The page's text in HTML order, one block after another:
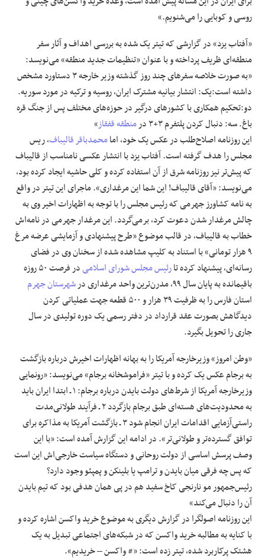
روسی و کوبایی را می‌شنویم.»
«آفتاب یزد» در گزارشی که تیتر یک شده به بررسی اهداف و آثار سفر
منطقه‌ای ظریف پرداخته و با عنوان «تنظیمات جدید منطقه» می‌نویسد:
«به صورت خلاصه سفر‌های چند روز گذشته وزیر خارجه ۳ دستاورد مشخص
داشته است:یک: انتشار بیانیه مشترک ایران، روسیه و ترکیه در مورد سوریه.
دو:تحکیم همکاری با کشور‌های درگیر در حوزه‌های مختلف پس از جنگ قره
باغ. سه: دنبال کردن پلتفرم ۳+۳ در
منطقه قفقاز»
این روزنامه اصلاح‌طلب در عکس یک خود، امامحمدباقر قالیباف، ریس
مجلس را هدف گرفته است. آفتاب یزد با انتشار عکسی نامناسب از قالیباف
که پیش‌تر نیز روزنامه شرق از آن استفاده کرده و کلی حاشیه ایجاد کرده بود،
می‌نویسد: «آقای قالیباف! این شما این مرغداری». ماجرای این تیتر در واقع
به نامه کشاورز جهرمی که رئیس مجلس را با توجه به اظهارات اخیر وی به
چالش مرغدار شدن دعوت کرد، برمی‌گردد. این مرغدار جهرمی در نامه‌اش
خطاب به قالیباف، در قالب موضوع «طرح پیشنهادی و آزمایشی عرضه مرغ
۹ هزار تومانی» با استناد به کلیپ مشاهده شده از سخنان وی در فضای
رسانه‌ای، پیشنهاد کرده تارئیس مجلس شورای اسلامی
در فرصت ۵۰ روزه
باقیمانده به پایان سال ۹۹، مدرن‌ترین واحد مرغداری در
شهرستان جهرم
استان فارس را به ظرفیت ۳۹ هزار و ۵۰۰ قطعه جهت عملیاتی کردن
دیدگاهش بصورت عقد قرارداد در دفتر رسمی یک دوره تولیدی در سال
جاری را تحویل بگیرد.
«وطن امروز» وزیرخارجه آمریکا را به بهانه اظهارات اخیرش درباره بازگشت
به برجام عکس یک کرده و با تیتر «فراموشخانه برجام» می‌نویسد: «رونمایی
وزیرخارجه آمریکا از شرط‌های دولت بایدن درباره برجام: ۱ ـ ابتدا ایران باید
به محدودیت‌های هسته‌ای طبق برجام بازگردد ۲ ـ فرآیند طولانی‌مدت
راستی‌آزمایی اقدامات ایران انجام شود ۳ ـ بازگشت آمریکا به مذاکره برای
توافق گسترده‌تر و طولانی‌تر». در ادامه این گزارش آمده است: «با این
وصف پرسش اساسی از دولت روحانی و دستگاه سیاست خارجی‌اش این است
که پس چه فرقی میان بایدن و ترامپ یا بلینکن و پمپئو وجود دارد؟
رئیس‌جمهور مو نارنجی کاخ سفید هم در پی همان هدفی بود که تیم بایدن
آن را دنبال می‌کند»
این روزنامه اصولگرا در گزارش دیگری به موضوع خرید واکسن اشاره کرده و
با کنایه به مطالبه خرید واکسن که در شبکه‌های اجتماعی تبدیل به یک
هشتک پرکاربرد شده، تیتر زده است: «# واکسن – خریدیم».